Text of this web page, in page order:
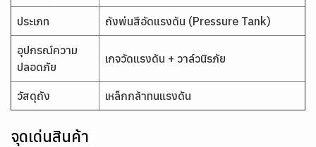
ประเภท ถังพ่นสีอัดแรงดัน (Pressure Tank)
อุปกรณ์ความ
ปลอดภัย
เกจวัดแรงดัน + วาล์วนิรภัย
วัสดุถัง เหล็กกล้าทนแรงดัน
จุดเด่นสินค้า